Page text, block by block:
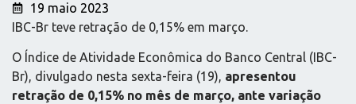
19 maio 2023
IBC-Br teve retração de 0,15% em março.
O Índice de Atividade Econômica do Banco Central (IBC-
Br), divulgado nesta sexta-feira (19), apresentou
retração de 0,15% no mês de março, ante variação